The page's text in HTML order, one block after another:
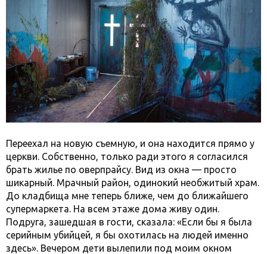
Переехал на новую съемную, и она находится прямо у
церкви. Собственно, только ради этого я согласился
брать жилье по оверпрайсу. Вид из окна — просто
шикарный. Мрачный район, одинокий необжитый храм.
До кладбища мне теперь ближе, чем до ближайшего
супермаркета. На всем этаже дома живу один.
Подруга, зашедшая в гости, сказала: «Если бы я была
серийным убийцей, я бы охотилась на людей именно
здесь». Вечером дети вылепили под моим окном